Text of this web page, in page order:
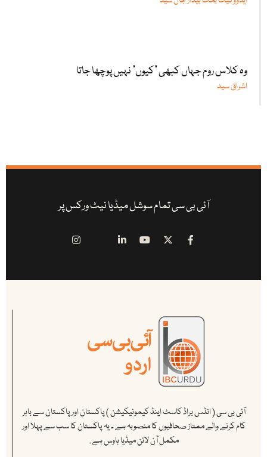
وہ کلاس روم جہاں کبھی "کیوں” نہیں پوچھا جاتا
اشراق سید
آئی بی سی تمام سوشل میڈیا نیٹ ورکس پر
آئی بی سی ( انڈس براڈ کاسٹ اینڈ کیمونیکیشن ) پاکستان اور پاکستان سے باہر
کام کرنے والے ممتاز صحافیوں کا منصوبہ ہے ۔ یہ پاکستان کا سب سے پہلا اور
مکمل آن لائن میڈیا ہاوس ہے .